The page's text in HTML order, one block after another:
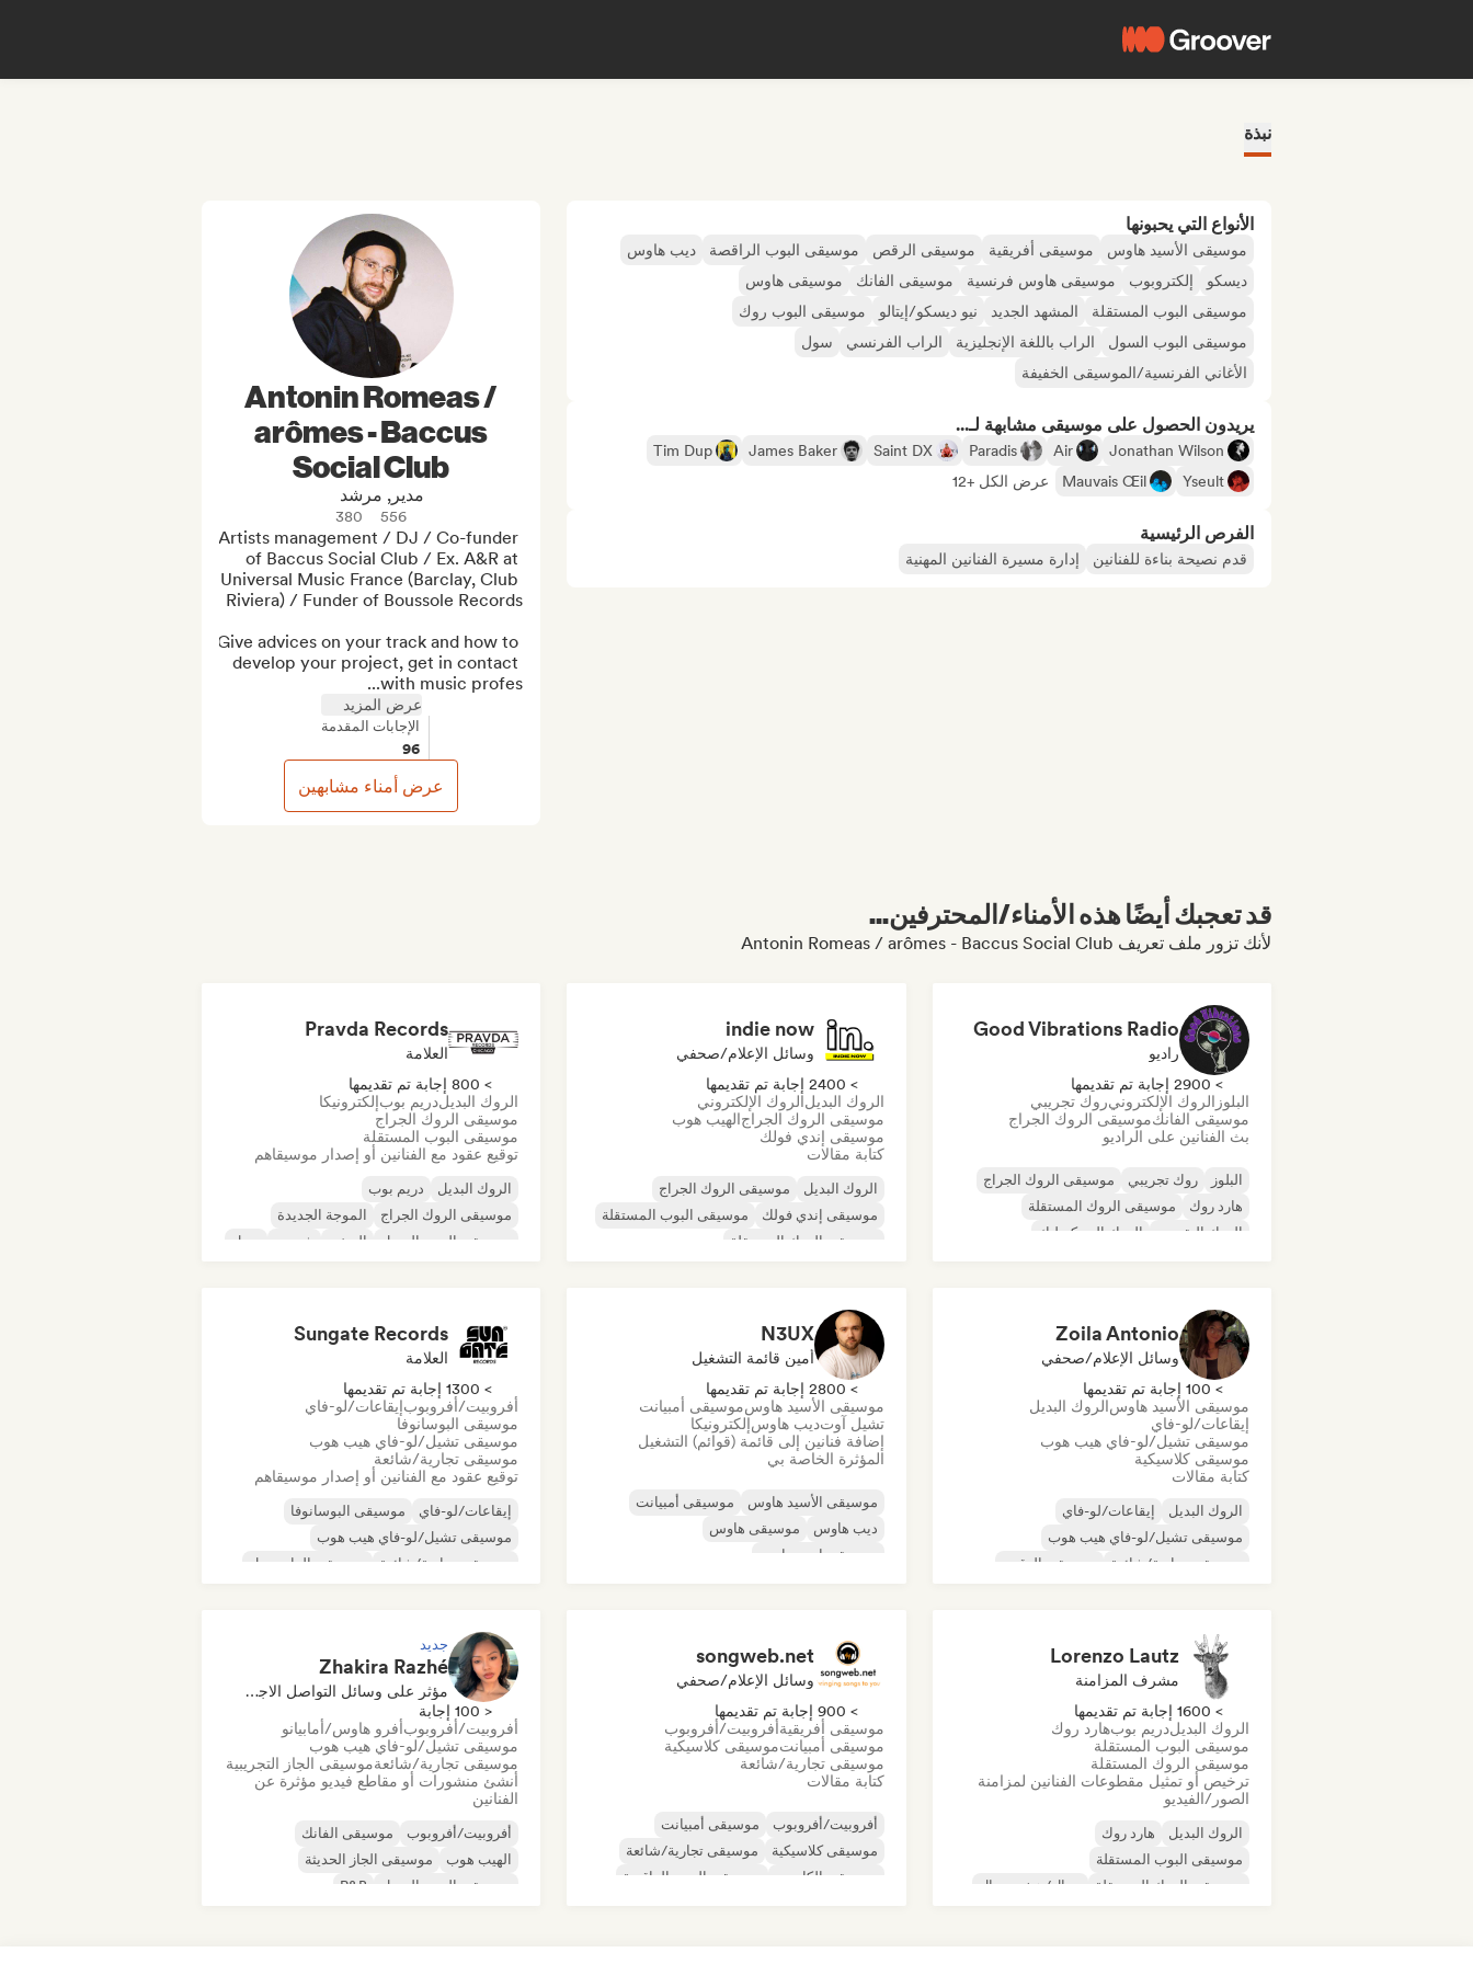
نبذة
الأنواع التي يحبونها
موسيقى الأسيد هاوس موسيقى أفريقية موسيقى الرقص موسيقى البوب الراقصة
ديب هاوس
ديسكو
إلكتروبوب موسيقى هاوس فرنسية موسيقى الفانك
موسيقى هاوس
موسيقى البوب المستقلة
المشهد الجديد نيو ديسكو/إيتالو
موسيقى البوب روك
موسيقى البوب السول
الراب باللغة الإنجليزية الراب الفرنسي
سول
الأغاني الفرنسية/الموسيقى الخفيفة
يريدون الحصول على موسيقى مشابهة لـ...
Jonathan Wilson
Air
Paradis
Saint DX
James Baker
Tim Dup
Yseult
Mauvais Œil عرض الكل +12
الفرص الرئيسية
قدم نصيحة بناءة للفنانين إدارة مسيرة الفنانين المهنية
Antonin Romeas /
arômes - Baccus
Social Club
مدير, مرشد
556
380
Artists management / DJ / Co-funder
of Baccus Social Club / Ex. A&R at
Universal Music France (Barclay, Club
Give advices on your track and how to
develop your project, get in contact
with music profes...
عرض المزيد
الإجابات المقدمة
96
عرض أمناء مشابهين
قد تعجبك أيضًا هذه الأمناء/المحترفين...
لأنك تزور ملف تعريف Antonin Romeas / arômes - Baccus Social Club
Good Vibrations Radio
راديو
> 2900 إجابة تم تقديمها
البلوز الروك الإلكترونيروك تجريبي
موسيقى الفانكموسيقى الروك الجراج
بث الفنانين على الراديو
البلوز روك تجريبي
موسيقى الروك الجراج
هارد روك
موسيقى الروك المستقلة
الروك التقدمي
الروك السيكديليك
indie now
وسائل الإعلام/صحفي
> 2400 إجابة تم تقديمها
الروك البديلالروك الإلكتروني
موسيقى الروك الجراجالهيب هوب
موسيقى إندي فولك
كتابة مقالات
الروك البديل
موسيقى الروك الجراج
موسيقى إندي فولك
موسيقى البوب المستقلة
موسيقى الروك المستقلة
Pravda Records
العلامة
> 800 إجابة تم تقديمها
الروك البديلدريم بوبإلكترونيكا
موسيقى الروك الجراج
موسيقى البوب المستقلة
توقيع عقود مع الفنانين أو إصدار موسيقاهم
الروك البديل
دريم بوب
موسيقى الروك الجراج
الموجة الجديدة
موسيقى البوب السول
الريغي شوجيز سول
Zoila Antonio
وسائل الإعلام/صحفي
> 100 إجابة تم تقديمها
موسيقى الأسيد هاوسالروك البديل
إيقاعات/لو-فاي
موسيقى تشيل/لو-فاي هيب هوب
موسيقى كلاسيكية
كتابة مقالات
الروك البديل
إيقاعات/لو-فاي
موسيقى تشيل/لو-فاي هيب هوب
موسيقى تجارية/شائعة
موسيقى الرقص
N3UX
أمين قائمة التشغيل
> 2800 إجابة تم تقديمها
موسيقى الأسيد هاوسموسيقى أمبيانت
تشيل آوتديب هاوسإلكترونيكا
إضافة فنانين إلى قائمة (قوائم) التشغيل
المؤثرة الخاصة بي
موسيقى الأسيد هاوس
موسيقى أمبيانت
ديب هاوس
موسيقى هاوس
موسيقى إندي دانس
Sungate Records
العلامة
> 1300 إجابة تم تقديمها
أفروبيت/أفروبوبإيقاعات/لو-فاي
موسيقى البوسانوفا
موسيقى تشيل/لو-فاي هيب هوب
موسيقى تجارية/شائعة
توقيع عقود مع الفنانين أو إصدار موسيقاهم
إيقاعات/لو-فاي
موسيقى البوسانوفا
موسيقى تشيل/لو-فاي هيب هوب
موسيقى تجارية/شائعة
موسيقى الدانسهول
Lorenzo Lautz
مشرف المزامنة
> 1600 إجابة تم تقديمها
الروك البديلدريم بوبهارد روك
موسيقى البوب المستقلة
موسيقى الروك المستقلة
ترخيص أو تمثيل مقطوعات الفنانين لمزامنة
الصور/الفيديو
الروك البديل
هارد روك
موسيقى البوب المستقلة
موسيقى الروك المستقلة
ميتال/هيفي ميتال
songweb.net
وسائل الإعلام/صحفي
> 900 إجابة تم تقديمها
موسيقى أفريقيةأفروبيت/أفروبوب
موسيقى أمبيانتموسيقى كلاسيكية
موسيقى تجارية/شائعة
كتابة مقالات
أفروبيت/أفروبوب
موسيقى أمبيانت
موسيقى كلاسيكية
موسيقى تجارية/شائعة
موسيقى الكانتري
موسيقى البوب الراقصة
جديد
Zhakira Razhé
مؤثر على وسائل التواصل الاجتماعي
< 100 إجابة
أفروبيت/أفروبوبأفرو هاوس/أمابيانو
موسيقى تشيل/لو-فاي هيب هوب
موسيقى تجارية/شائعةموسيقى الجاز التجريبية
أنشئ منشورات أو مقاطع فيديو مؤثرة عن
الفنانين
أفروبيت/أفروبوب
موسيقى الفانك
الهيب هوب
موسيقى الجاز الحديثة
موسيقى البوب السول
R&B